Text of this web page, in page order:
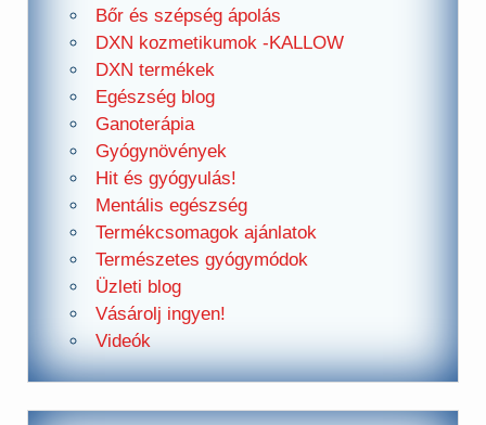
Bőr és szépség ápolás
DXN kozmetikumok -KALLOW
DXN termékek
Egészség blog
Ganoterápia
Gyógynövények
Hit és gyógyulás!
Mentális egészség
Termékcsomagok ajánlatok
Természetes gyógymódok
Üzleti blog
Vásárolj ingyen!
Videók